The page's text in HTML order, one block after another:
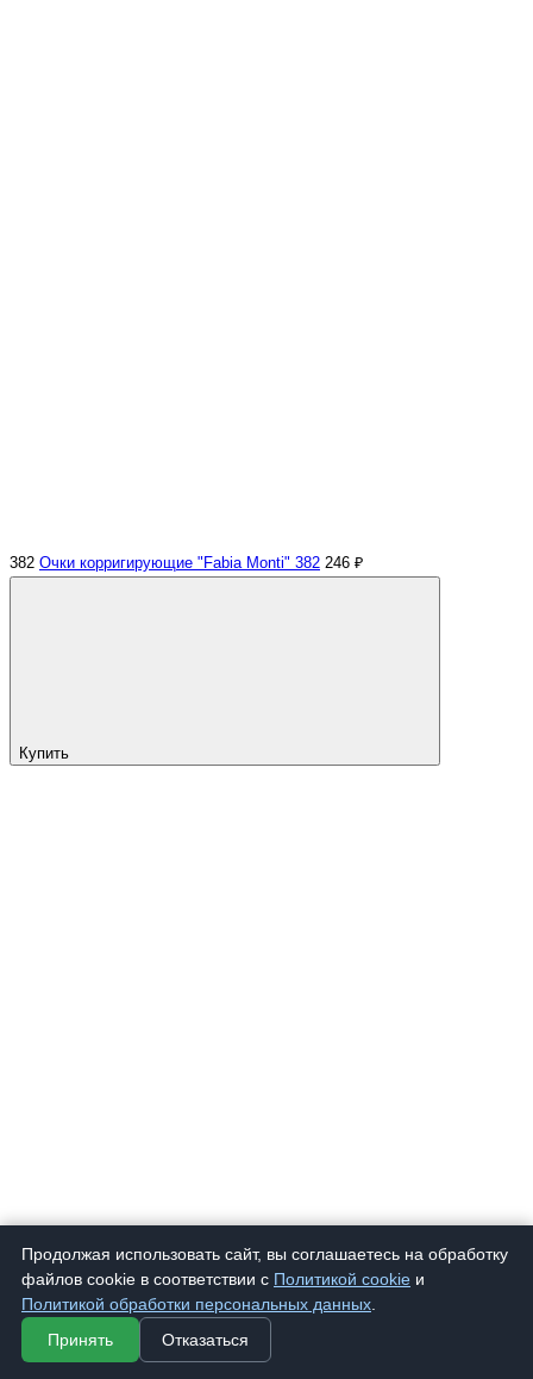
382 Очки корригирующие "Fabia Monti" 382 246 ₽
Купить
Продолжая использовать сайт, вы соглашаетесь на обработку
файлов cookie в соответствии с Политикой cookie и
Политикой обработки персональных данных
Принять
Отказаться